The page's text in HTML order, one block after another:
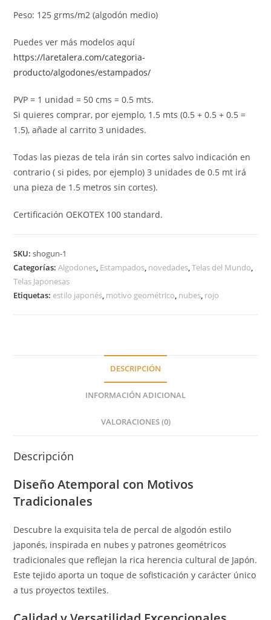
Peso: 125 grms/m2 (algodón medio)
Puedes ver más modelos aquí
https://laretalera.com/categoria-
producto/algodones/estampados/
PVP = 1 unidad = 50 cms = 0.5 mts.
Si quieres comprar, por ejemplo, 1.5 mts (0.5 + 0.5 + 0.5 =
1.5), añade al carrito 3 unidades.
Todas las piezas de tela irán sin cortes salvo indicación en
contrario ( si pides, por ejemplo) 3 unidades de 0.5 mt irá
una pieza de 1.5 metros sin cortes).
Certificación OEKOTEX 100 standard.
SKU:shogun-1
Categorías:Algodones, Estampados, novedades,Telas del Mundo,
Telas Japonesas
Etiquetas: estilo japonés, motivo geométrico, nubes, rojo
DESCRIPCIÓN
INFORMACIÓN ADICIONAL
VALORACIONES (0)
Descripción
Diseño Atemporal con Motivos
Tradicionales
Descubre la exquisita tela de percal de algodón estilo
japonés, inspirada en nubes y patrones geométricos
tradicionales que reflejan la rica herencia cultural de Japón.
Este tejido aporta un toque de sofisticación y carácter único
a tus proyectos textiles.